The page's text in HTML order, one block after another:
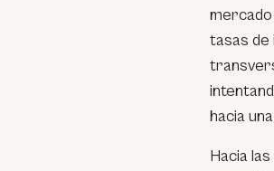
tasas de
hacia
Hacia